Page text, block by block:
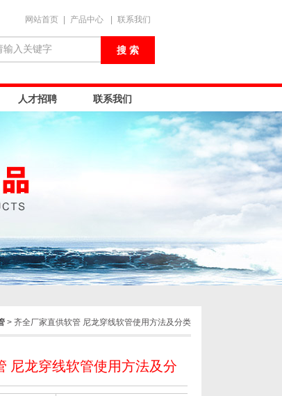
网站首页 产品中心 联系我们
人才招聘 联系我们
> 齐全厂家直供软管 尼龙穿线软管使用方法及分类
尼龙穿线软管使用方法及分